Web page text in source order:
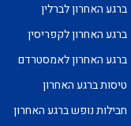
ברגע האחרון לברלין
ברגע האחרון לקפריסין
ברגע האחרון לאמסטרדם
טיסות ברגע האחרון
חבילות נופש ברגע האחרון